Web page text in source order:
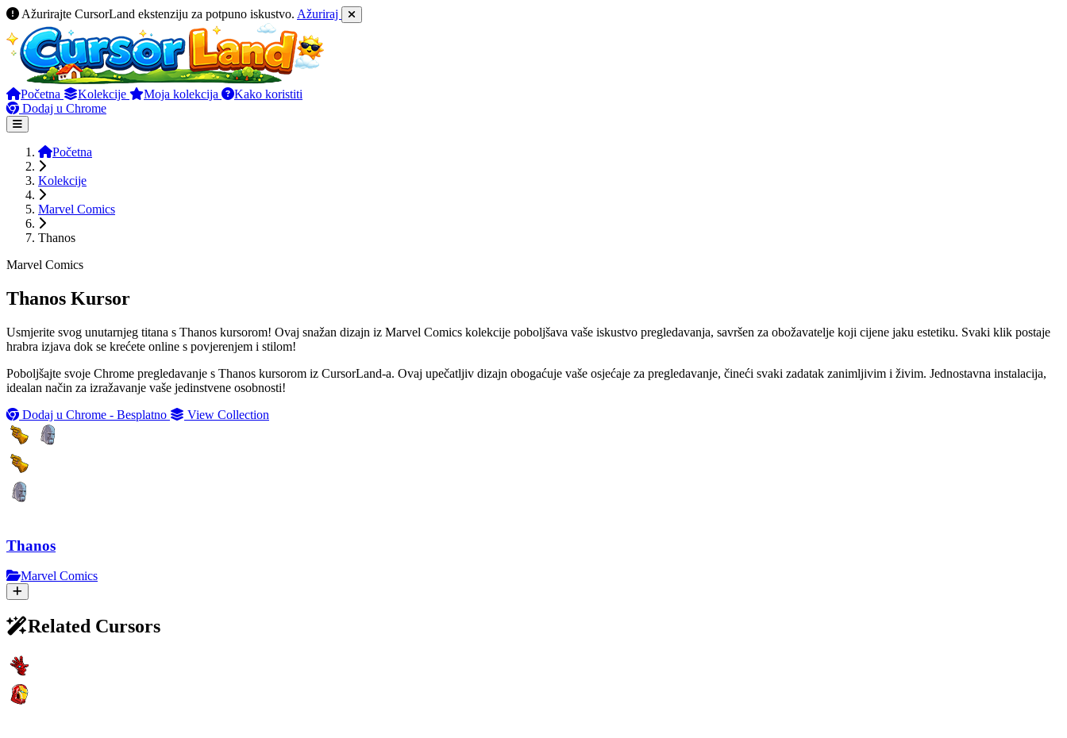
Ažurirajte CursorLand ekstenziju za potpuno iskustvo. Ažuriraj
Početna Kolekcije Moja kolekcija
Kako koristiti
Dodaj u Chrome
Početna
Kolekcije
Marvel Comics
Thanos
Marvel Comics
Thanos Kursor
Usmjerite svog unutarnjeg titana s Thanos kursorom! Ovaj snažan dizajn iz Marvel Comics kolekcije poboljšava vaše iskustvo pregledavanja, savršen za obožavatelje koji cijene jaku estetiku. Svaki klik postaje
hrabra izjava dok se krećete online s povjerenjem i stilom!
Poboljšajte svoje Chrome pregledavanje s Thanos kursorom iz CursorLand-a. Ovaj upečatljiv dizajn obogaćuje vaše osjećaje za pregledavanje, čineći svaki zadatak zanimljivim i živim. Jednostavna instalacija,
idealan način za izražavanje vaše jedinstvene osobnosti!
Dodaj u Chrome - Besplatno
View Collection
Thanos
Marvel Comics
Related Cursors